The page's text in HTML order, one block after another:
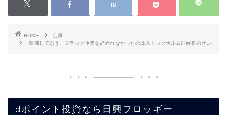
HOME
仕事
転職して思う、ブラック企業を辞めれなかったのはストックホルム症候群のせい
dポイント投資なら日興フロッギー